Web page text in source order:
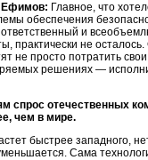
Ефимов: Главное, что
обеспечения
и
практически не
не просто потратить
решениях —
спрос отечественных
чем в мире.
быстрее западного,
Сама